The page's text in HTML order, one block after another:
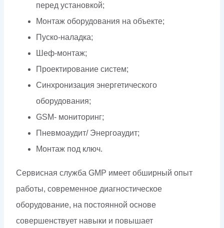
перед установкой;
Монтаж оборудования на объекте;
Пуско-наладка;
Шеф-монтаж;
Проектирование систем;
Синхронизация энергетического
оборудования;
GSM- мониторинг;
Пневмоаудит/ Энергоаудит;
Монтаж под ключ.
Сервисная служба GMP имеет обширный опыт
работы, современное диагностическое
оборудование, на постоянной основе
совершенствует навыки и повышает